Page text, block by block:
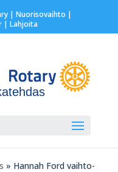
| Nuorisovaihto |
| Lahjoita
» Hannah Ford vaihto-